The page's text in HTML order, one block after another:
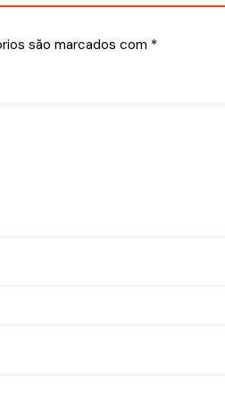
são marcados com *